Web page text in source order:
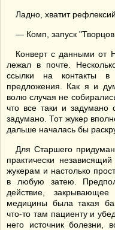
Ладно, хватит
— Комп, запуск
Конверт с данными от
лежал в почте.
ссылки на контакты
предложения. Как я и
волю случая не
что все таки и
задумано. Тот жукер
дальше началась бы
Для Старшего
практически
жукерам и настолько
в любую затею.
действие,
медицины была такая
что-то там пациенту и
него источник болезни,